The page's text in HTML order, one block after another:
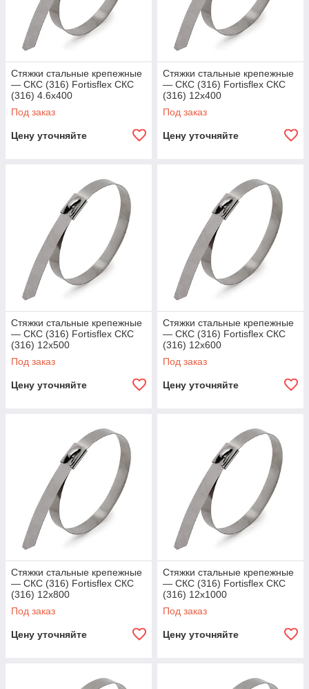
Стяжки стальные крепежные
— СКС (316) Fortisflex СКС
(316) 4.6x400
Под заказ
Цену уточняйте
Стяжки стальные крепежные
— СКС (316) Fortisflex СКС
(316) 12х400
Под заказ
Цену уточняйте
Стяжки стальные крепежные
— СКС (316) Fortisflex СКС
(316) 12х500
Под заказ
Цену уточняйте
Стяжки стальные крепежные
— СКС (316) Fortisflex СКС
(316) 12х600
Под заказ
Цену уточняйте
Стяжки стальные крепежные
— СКС (316) Fortisflex СКС
(316) 12х800
Под заказ
Цену уточняйте
Стяжки стальные крепежные
— СКС (316) Fortisflex СКС
(316) 12x1000
Под заказ
Цену уточняйте